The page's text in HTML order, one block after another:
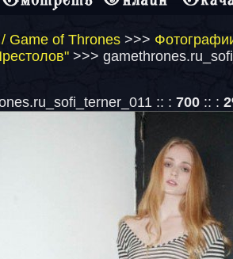
Game of Thrones >>>
>>>
:: : 700:: :